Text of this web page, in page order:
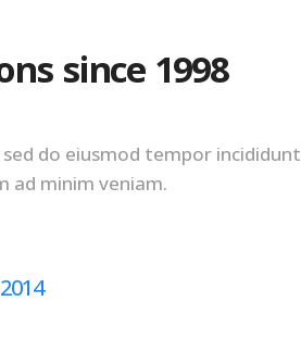
since 1998
do eiusmod tempor incididunt
ad minim veniam.